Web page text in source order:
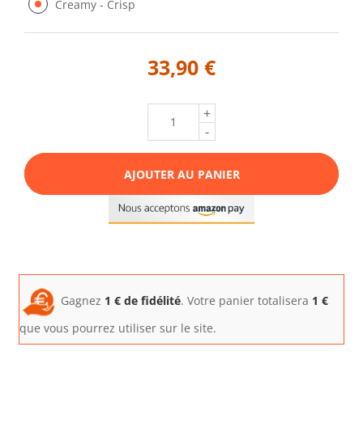
Creamy - Crisp
33,90 €
+
-
AJOUTER AU PANIER
Gagnez 1 € de fidélité. Votre panier totalisera 1 €
que vous pourrez utiliser sur le site.